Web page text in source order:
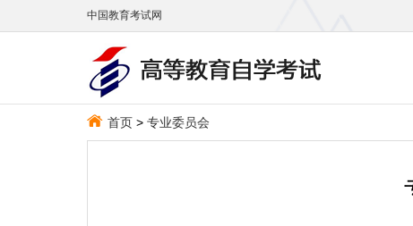
中国教育考试网
首页 > 专业委员会